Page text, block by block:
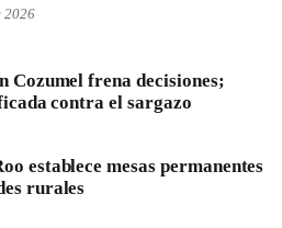
2026
Cozumel frena decisiones;
contra el sargazo
establece mesas permanentes
rurales